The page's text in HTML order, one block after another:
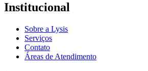
Institucional
Sobre a Lysis
Serviços
Contato
Áreas de Atendimento